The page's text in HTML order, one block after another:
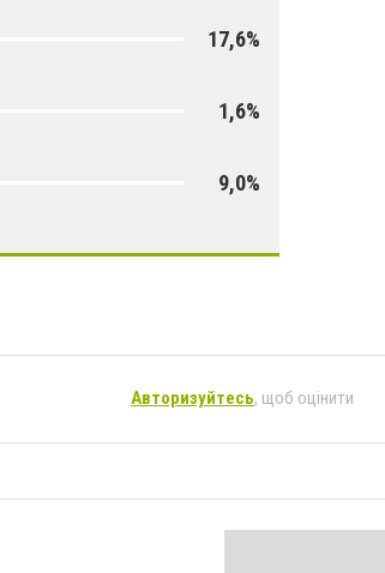
17,6%
1,6%
9,0%
Авторизуйтесь, щоб оцінити